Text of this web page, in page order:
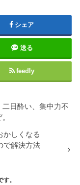
シェア
送る
feedly
日酔い、集中力不
かしくなる
で解決方法
。